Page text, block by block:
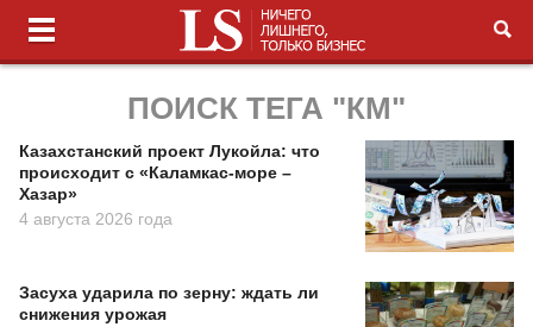
ПОИСК ТЕГА "КМ"
Казахстанский проект Лукойла: что
происходит с «Каламкас-море –
Хазар»
4 августа 2026 года
Засуха ударила по зерну: ждать ли
снижения урожая